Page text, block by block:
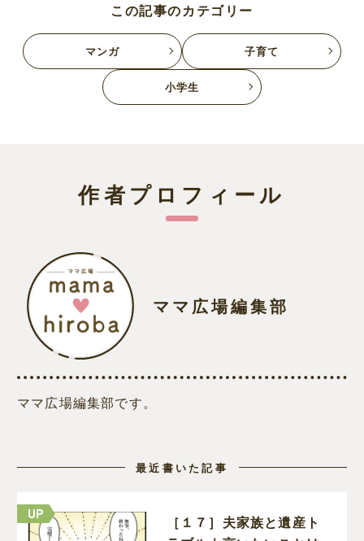
この記事のカテゴリー
マンガ 子育て
小学生
作者プロフィール
ママ広場編集部
ママ広場編集部です。
最近書いた記事
［１７］夫家族と遺産ト